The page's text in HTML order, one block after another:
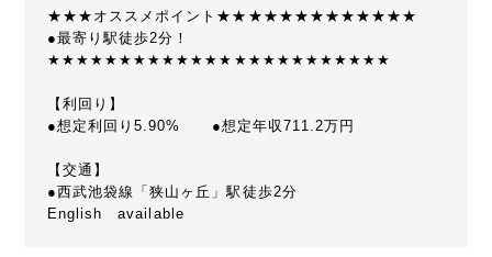
★★★オススメポイント★★★★★★★★★★★★★
●最寄り駅徒歩2分！
★★★★★★★★★★★★★★★★★★★★★★★★
【利回り】
●想定利回り5.90% ●想定年収711.2万円
【交通】
●西武池袋線「狭山ヶ丘」駅徒歩2分
English available